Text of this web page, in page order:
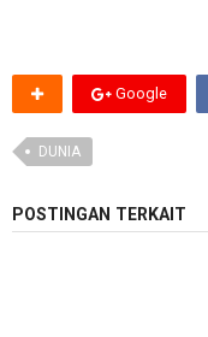
Google
DUNIA
POSTINGAN TERKAIT